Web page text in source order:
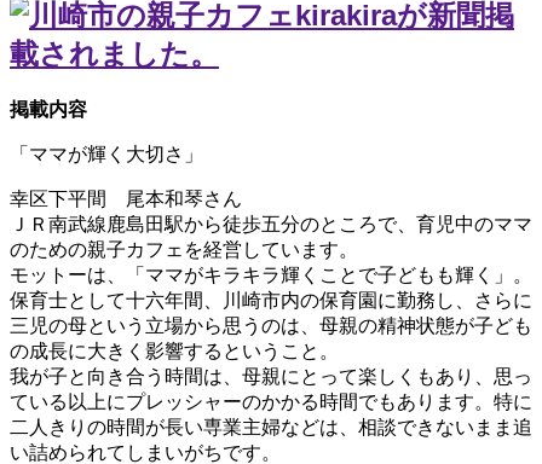
掲載内容
「ママが輝く大切さ」
幸区下平間 尾本和琴さん
ＪＲ南武線鹿島田駅から徒歩五分のところで、育児中のママ
のための親子カフェを経営しています。
モットーは、「ママがキラキラ輝くことで子どもも輝く」。
保育士として十六年間、川崎市内の保育園に勤務し、さらに
三児の母という立場から思うのは、母親の精神状態が子ども
の成長に大きく影響するということ。
我が子と向き合う時間は、母親にとって楽しくもあり、思っ
ている以上にプレッシャーのかかる時間でもあります。特に
二人きりの時間が長い専業主婦などは、相談できないまま追
い詰められてしまいがちです。